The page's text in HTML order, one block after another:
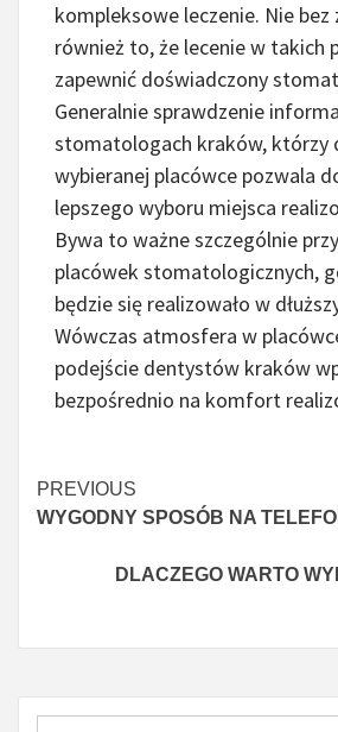
kompleksowe leczenie. Nie bez
również to, że lecenie w takich
zapewnić doświadczony
Generalnie sprawdzenie
stomatologach kraków, którzy
wybieranej placówce pozwala
lepszego wyboru miejsca
Bywa to ważne szczególnie
placówek stomatologicznych,
będzie się realizowało w
Wówczas atmosfera w
podejście dentystów kraków
bezpośrednio na komfort
Continue
Reading
PREVIOUS
WYGODNY SPOSÓB NA
DLACZEGO WARTO